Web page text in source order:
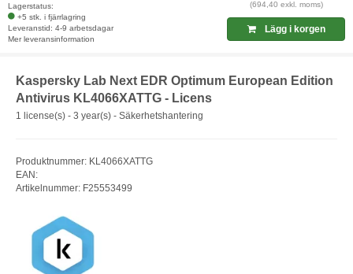
Lagerstatus:
+5 stk. i fjärrlagring
Leveranstid: 4-9 arbetsdagar
Mer leveransinformation
(694,40 exkl. moms)
Lägg i korgen
Kaspersky Lab Next EDR Optimum European Edition
Antivirus KL4066XATTG - Licens
1 license(s) - 3 year(s) - Säkerhetshantering
Produktnummer: KL4066XATTG
EAN:
Artikelnummer: F25553499